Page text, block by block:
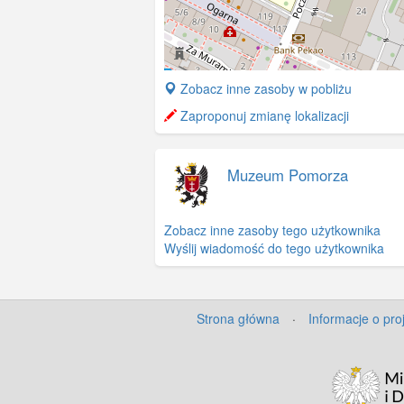
+
−
Zobacz inne zasoby w pobliżu
Zaproponuj zmianę lokalizacji
Muzeum Pomorza
Zobacz inne zasoby tego użytkownika
Wyślij wiadomość do tego użytkownika
Strona główna · Informacje o